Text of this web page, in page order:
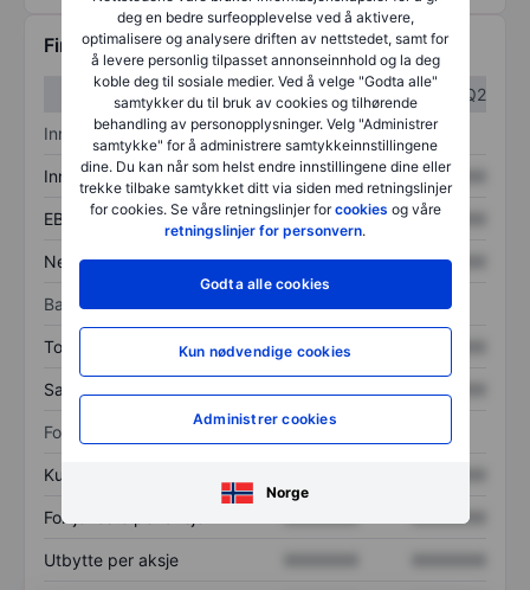
deg en bedre surfeopplevelse ved å aktivere,
optimalisere og analysere driften av nettstedet, samt for
å levere personlig tilpasset annonseinnhold og la deg
koble deg til sosiale medier. Ved å velge "Godta alle"
samtykker du til bruk av cookies og tilhørende
behandling av personopplysninger. Velg "Administrer
samtykke" for å administrere samtykkeinnstillingene
dine. Du kan når som helst endre innstillingene dine eller
trekke tilbake samtykket ditt via siden med retningslinjer
for cookies. Se våre retningslinjer forcookies og våre
retningslinjer for personvern.
Godta alle cookies
Kun nødvendige cookies
Administrer cookies
Norge
Finansiell informasjon
Q1
Q2
Inntektsoversikt
Inntekter XXXXXXX XXXXXXX
EBITDA XXXXXXX XXXXXXX
Nettoinntekt XXXXXXX XXXXXXX
Balanse
Totale eiendeler XXXXXXX
Samlet gjeld
Forholdstall
Kurs/salg
Fortjeneste per aksje XXXXXXX
Utbytte per aksje